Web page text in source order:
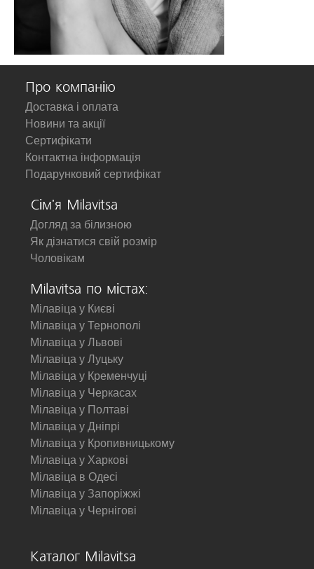
Про компанію
Доставка і оплата
Новини та акції
Сертифікати
Контактна інформація
Подарунковий сертифікат
Сім'я Milavitsa
Догляд за білизною
Як дізнатися свій розмір
Чоловікам
Milavitsa по містах:
Мілавіца у Києві
Мілавіца у Тернополі
Мілавіца у Львові
Мілавіца у Луцьку
Мілавіца у Кременчуці
Мілавіца у Черкасах
Мілавіца у Полтаві
Мілавіца у Дніпрі
Мілавіца у Кропивницькому
Мілавіца у Харкові
Мілавіца в Одесі
Мілавіца у Запоріжжі
Мілавіца у Чернігові
Каталог Milavitsa